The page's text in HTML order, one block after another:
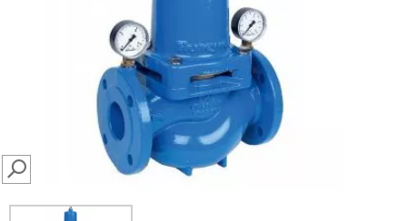
SEARCH